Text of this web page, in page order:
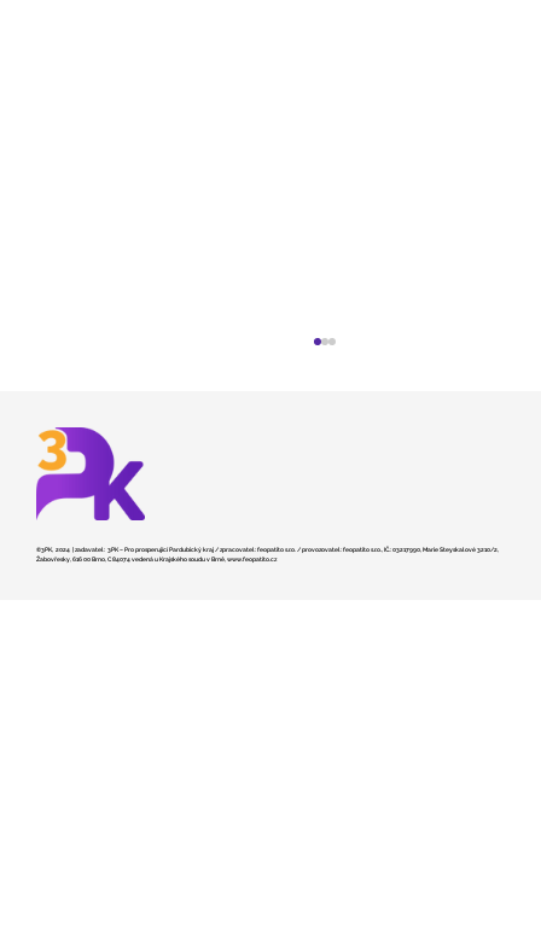
©3PK, 2024 | zadavatel: 3PK – Pro prosperující Pardubický kraj / zpracovatel: feopatito s.r.o. / provozovatel: feopatito s.r.o., IČ.: 03217990, Marie Steyskalové 3210/2,
Žabovřesky, 616 00 Brno, C 84074 vedená u Krajského soudu v Brně,www.feopatito.cz